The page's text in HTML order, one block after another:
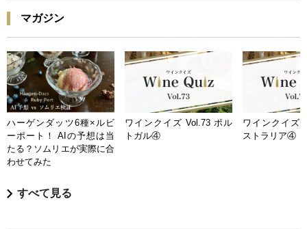
マガジン
ハーゲンダッツ6種×ルビ
ーポート！ AIの予想は当
たる？ソムリエが実際に合
わせてみた
ワインクイズ Vol.73 ポル
トガル④
ワインクイズ
ストラリア④
すべて見る